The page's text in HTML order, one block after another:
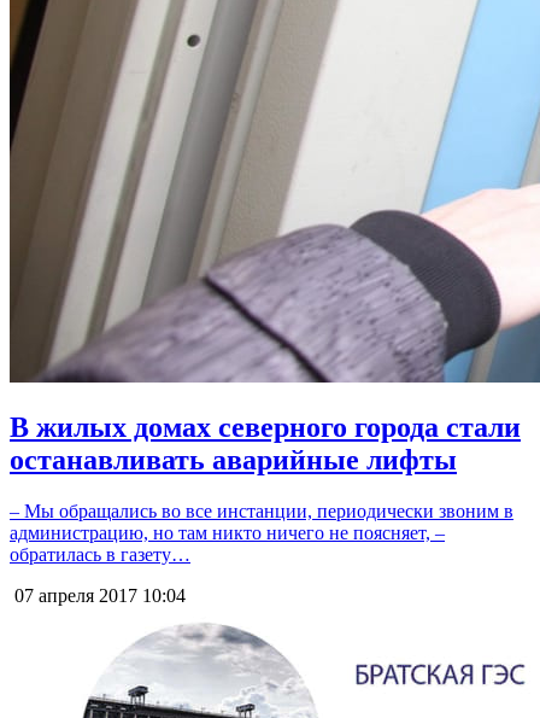
В жилых домах северного города стали
останавливать аварийные лифты
– Мы обращались во все инстанции, периодически звоним в
администрацию, но там никто ничего не поясняет, –
обратилась в газету…
07 апреля 2017 10:04